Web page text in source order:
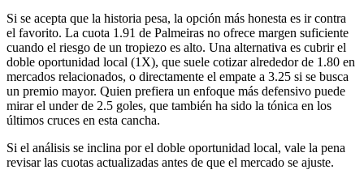
Si se acepta que la historia pesa, la opción más honesta es ir contra
el favorito. La cuota 1.91 de Palmeiras no ofrece margen suficiente
cuando el riesgo de un tropiezo es alto. Una alternativa es cubrir el
doble oportunidad local (1X), que suele cotizar alrededor de 1.80 en
mercados relacionados, o directamente el empate a 3.25 si se busca
un premio mayor. Quien prefiera un enfoque más defensivo puede
mirar el under de 2.5 goles, que también ha sido la tónica en los
últimos cruces en esta cancha.
Si el análisis se inclina por el doble oportunidad local, vale la pena
revisar las cuotas actualizadas antes de que el mercado se ajuste.